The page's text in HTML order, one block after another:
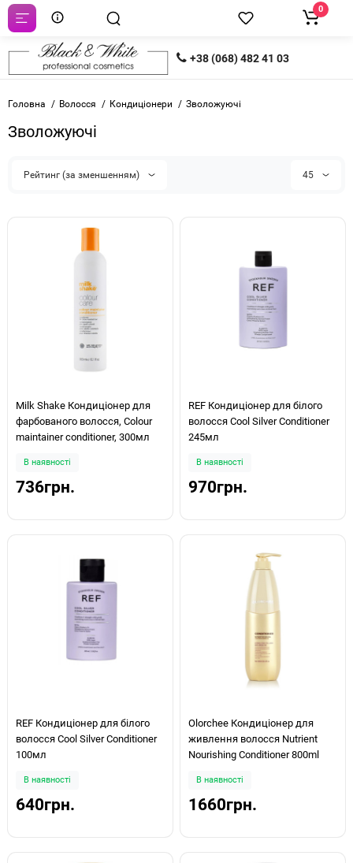
+38 (068) 482 41 03
0
Головна Волосся Кондиціонери Зволожуючі
Зволожуючі
Рейтинг (за зменшенням) 45
Milk Shake Кондиціонер для
фарбованого волосся, Colour
maintainer conditioner, 300мл
В наявності
736грн.
REF Кондиціонер для білого
волосся Cool Silver Conditioner
245мл
В наявності
970грн.
REF Кондиціонер для білого
волосся Cool Silver Conditioner
100мл
В наявності
640грн.
Olorchee Кондиціонер для
живлення волосся Nutrient
Nourishing Conditioner 800ml
В наявності
1660грн.